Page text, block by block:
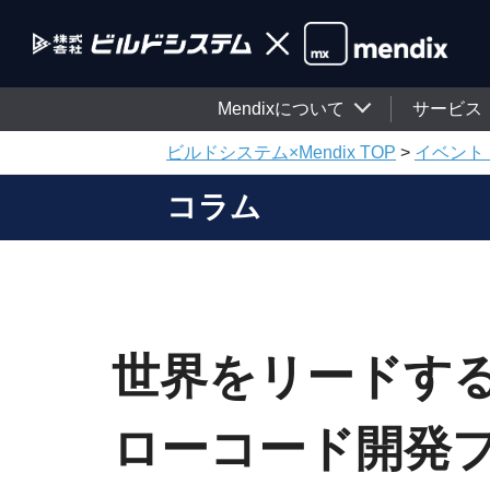
Mendixについて サービス
ビルドシステム×Mendix TOP > イベント
コラム
世界をリードす
ローコード開発